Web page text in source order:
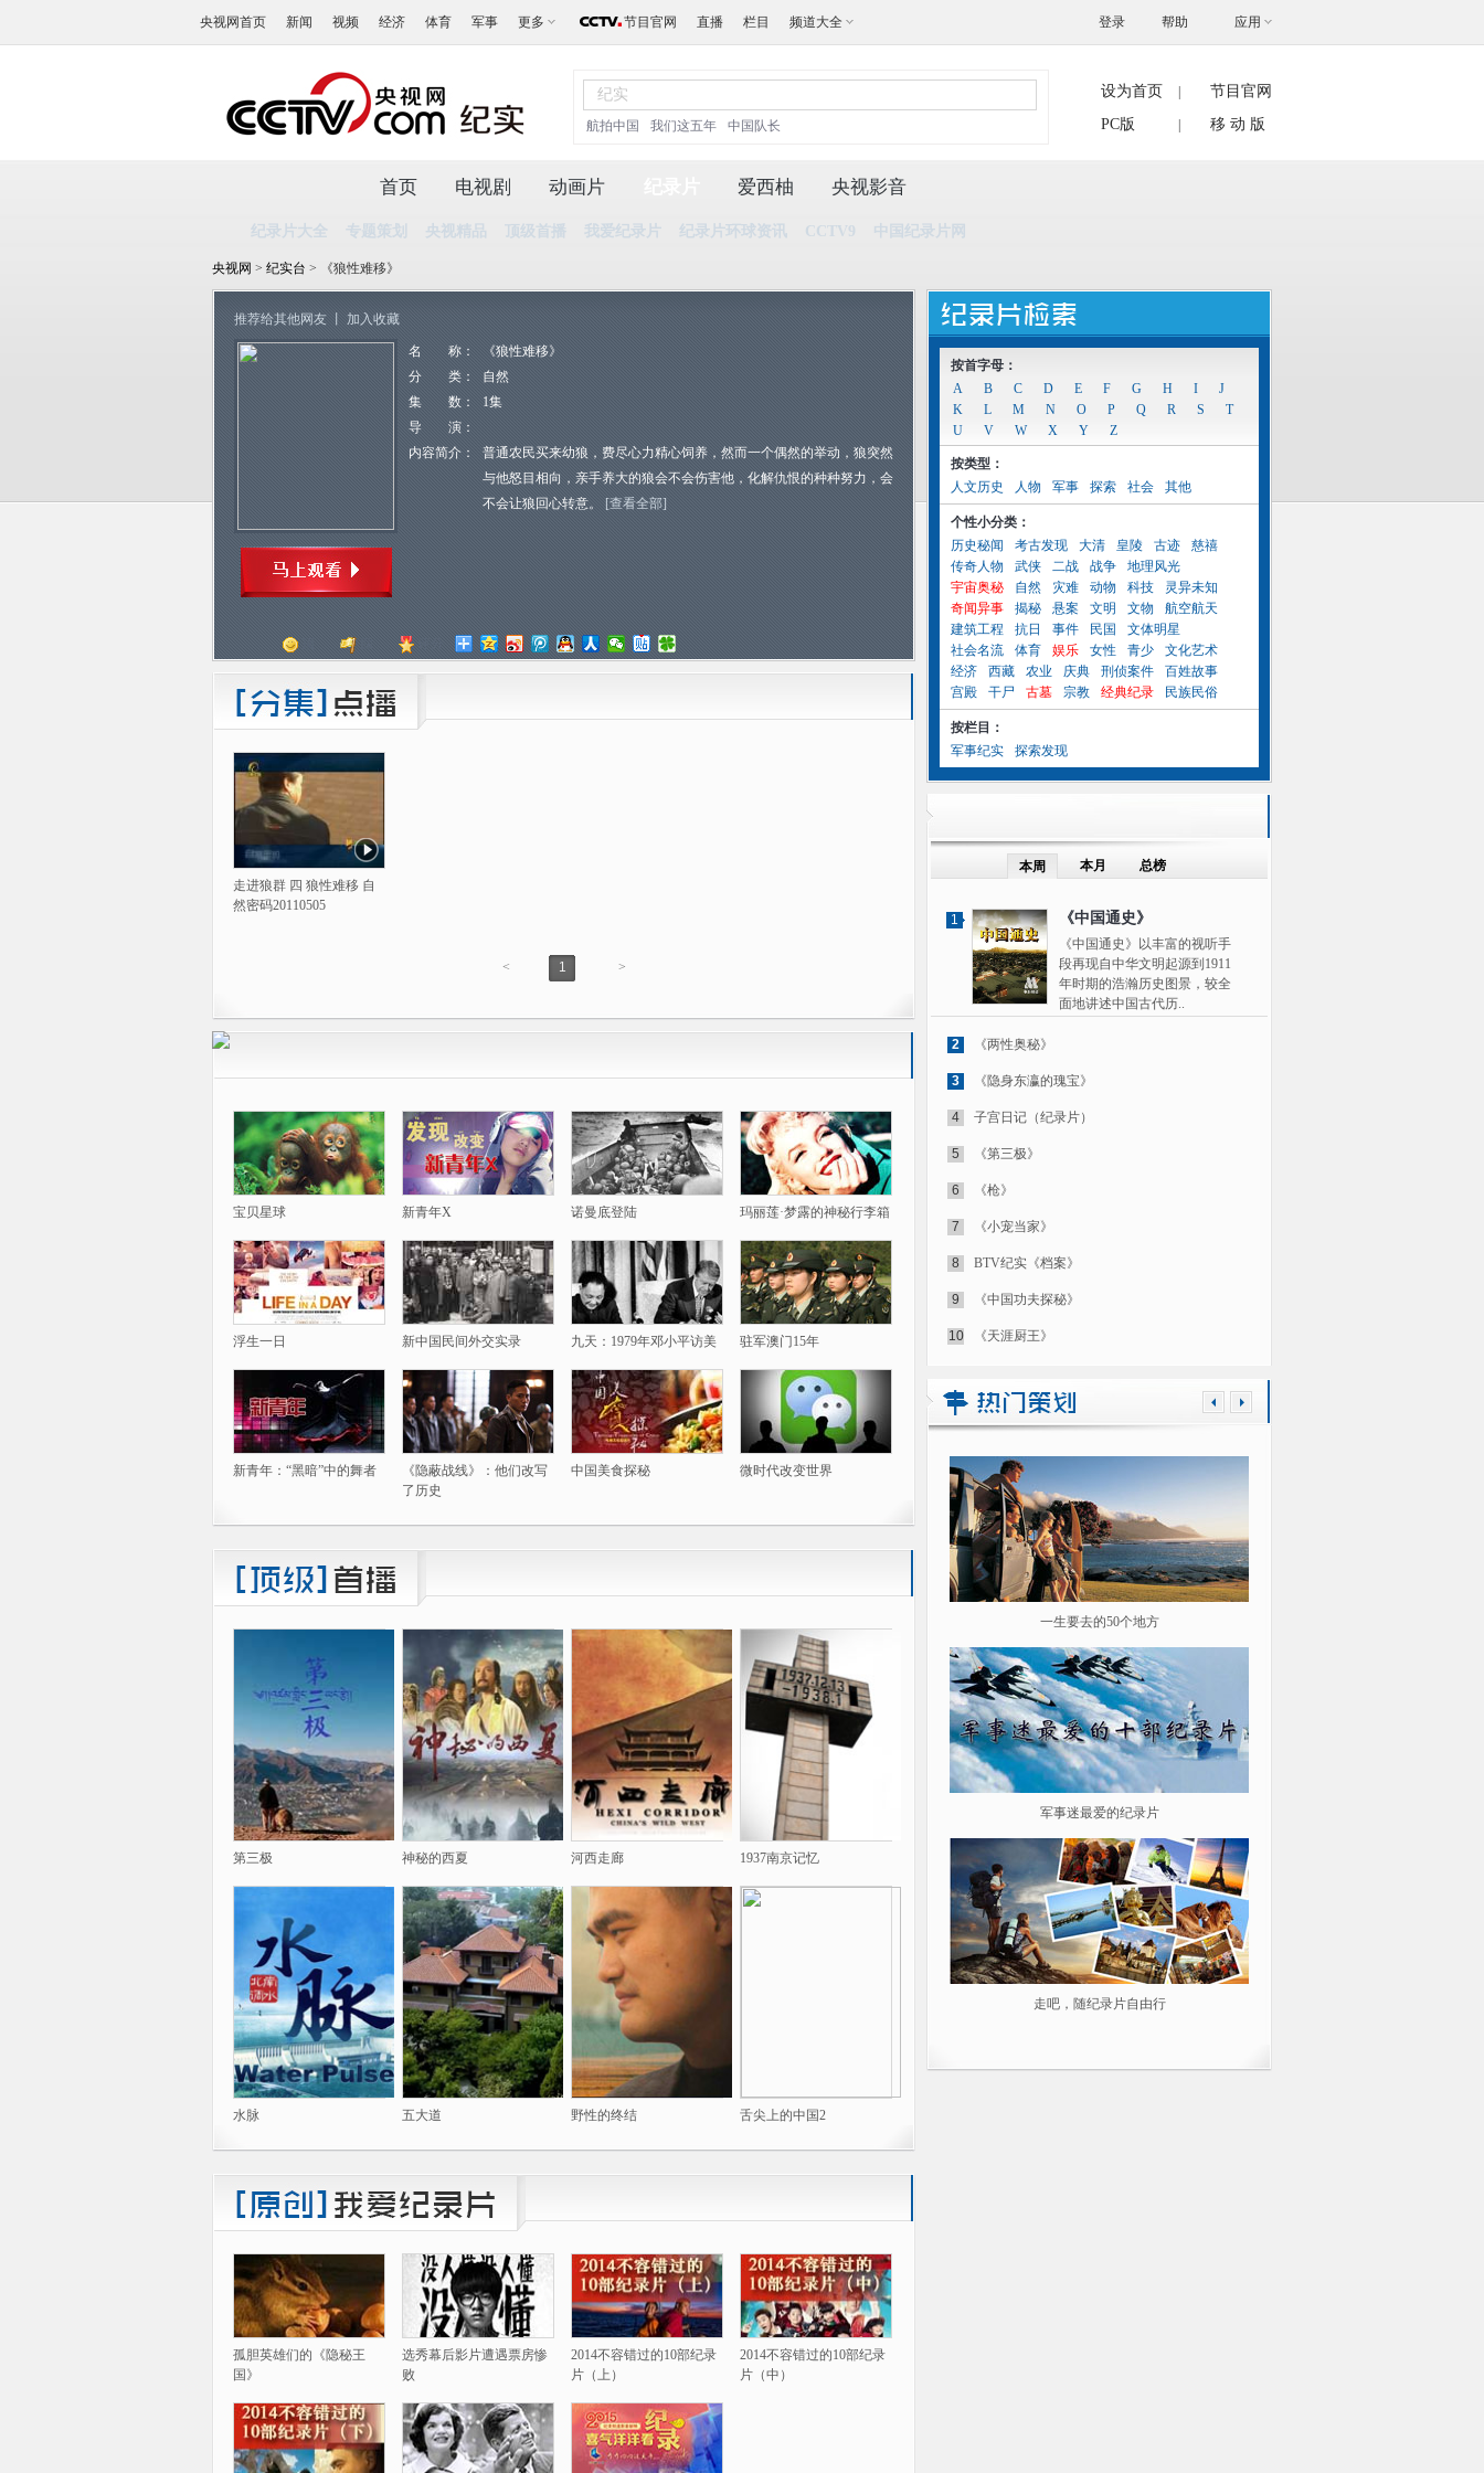
央视网首页 新闻 视频 经济 体育 军事 更多 节目官网 直播 栏目 频道大全 帮助 应用
登录
航拍中国 我们这五年 中国队长
设为首页
节目官网
PC版
移 动 版
首页 电视剧 动画片
纪录片大全 专题策划 央视精品 顶级首播 我爱纪录片 纪录片环球资讯 CCTV9 中国纪录片网
爱西柚 央视影音
央视网 > 纪实台 > 《狼性难移》
推荐给其他网友 加入收藏
名 称：
《狼性难移》
分 类：
自然
集 数：
1集
导 演：
内容简介：
普通农民买来幼狼，费尽心力精心饲养，然而一个偶然的举动，狼突然
与他怒目相向，亲手养大的狼会不会伤害他，化解仇恨的种种努力，会
不会让狼回心转意。
[查看全部]
走进狼群 四 狼性难移 自
然密码20110505
< 1 >
宝贝星球 新青年X 诺曼底登陆 玛丽莲·梦露的神秘行李箱
浮生一日 新中国民间外交实录 九天：1979年邓小平访美 驻军澳门15年
新青年：“黑暗”中的舞者
《隐蔽战线》：他们改写
了历史
中国美食探秘 微时代改变世界
第三极 神秘的西夏 河西走廊 1937南京记忆
水脉 五大道 野性的终结 舌尖上的中国2
孤胆英雄们的《隐秘王
国》
选秀幕后影片遭遇票房惨
败
2014不容错过的10部纪录
片（上）
2014不容错过的10部纪录
片（中）
按首字母：
A
B C D E F G H I
J
K
L M N O P Q R S
T
U
V W X Y Z
按类型：
人文历史
人物 军事 探索 社会 其他
个性小分类：
历史秘闻
考古发现 大清 皇陵 古迹
慈禧
传奇人物
武侠 二战 战争
地理风光
宇宙奥秘
自然 灾难 动物 科技
灵异未知
奇闻异事
揭秘 悬案 文明 文物
航空航天
建筑工程
抗日 事件 民国
文体明星
社会名流
体育 娱乐 女性 青少
文化艺术
经济
西藏 农业 庆典 刑侦案件
百姓故事
宫殿
干尸 古墓 宗教 经典纪录 民族民俗
按栏目：
军事纪实
探索发现
本周 本月 总榜
1 《中国通史》
《中国通史》以丰富的视听手
段再现自中华文明起源到1911
年时期的浩瀚历史图景，较全
面地讲述中国古代历..
2 《两性奥秘》
3 《隐身东瀛的瑰宝》
4 子宫日记（纪录片）
5 《第三极》
6 《枪》
7 《小宠当家》
8 BTV纪实《档案》
9 《中国功夫探秘》
10 《天涯厨王》
一生要去的50个地方
军事迷最爱的纪录片
走吧，随纪录片自由行